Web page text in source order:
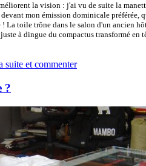
la vision : j'ai vu de suite la
mon émission dominicale préférée,
La toile trône dans le salon d'un ancien
à dingue du compactus transformé en
suite et commenter
?